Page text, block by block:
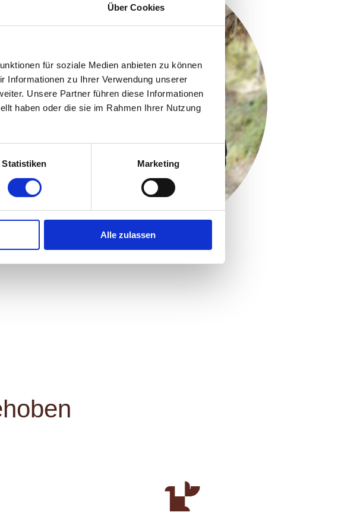
Über Cookies
für soziale Medien anbieten zu können
Informationen zu Ihrer Verwendung unserer
Unsere Partner führen diese Informationen
haben oder die sie im Rahmen Ihrer Nutzung
Statistiken Marketing
Alle zulassen